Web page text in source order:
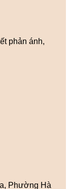
phản ánh,
Phường Hà